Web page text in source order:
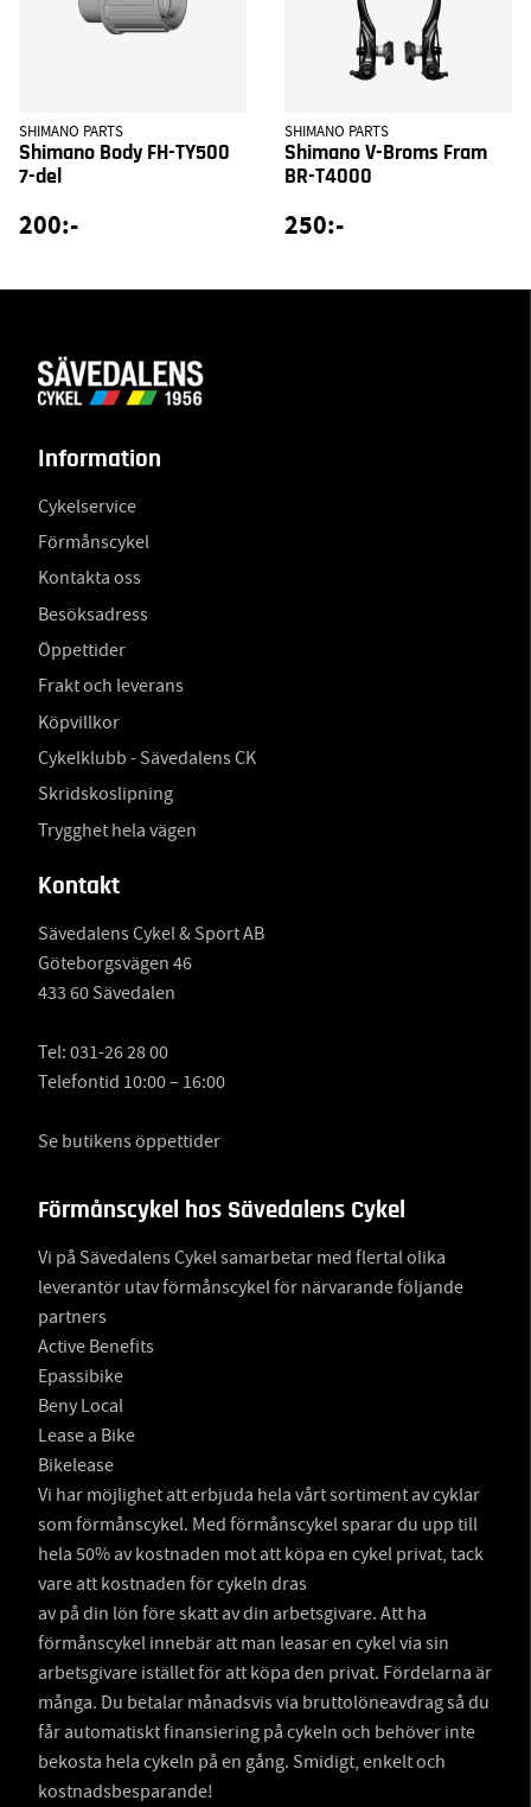
SHIMANO PARTS
Shimano Body FH-TY500
7-del
200:-
SHIMANO PARTS
Shimano V-Broms Fram
BR-T4000
250:-
Information
Cykelservice
Förmånscykel
Kontakta oss
Besöksadress
Öppettider
Frakt och leverans
Köpvillkor
Cykelklubb - Sävedalens CK
Skridskoslipning
Trygghet hela vägen
Kontakt
Sävedalens Cykel & Sport AB
Göteborgsvägen 46
433 60 Sävedalen
Tel: 031-26 28 00
Telefontid 10:00 – 16:00
Se butikens öppettider
Förmånscykel hos Sävedalens Cykel
Vi på Sävedalens Cykel samarbetar med flertal olika
leverantör utav förmånscykel för närvarande följande
partners
Active Benefits
Epassibike
Beny Local
Lease a Bike
Bikelease
Vi har möjlighet att erbjuda hela vårt sortiment av cyklar
som förmånscykel. Med förmånscykel sparar du upp till
hela 50% av kostnaden mot att köpa en cykel privat, tack
vare att kostnaden för cykeln dras
av på din lön före skatt av din arbetsgivare. Att ha
förmånscykel innebär att man leasar en cykel via sin
arbetsgivare istället för att köpa den privat. Fördelarna är
många. Du betalar månadsvis via bruttolöneavdrag så du
får automatiskt finansiering på cykeln och behöver inte
bekosta hela cykeln på en gång. Smidigt, enkelt och
kostnadsbesparande!